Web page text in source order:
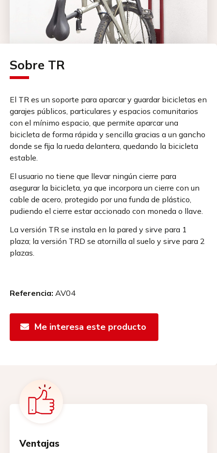
Sobre TR
El TR es un soporte para aparcar y guardar bicicletas en
garajes públicos, particulares y espacios comunitarios
con el mínimo espacio, que permite aparcar una
bicicleta de forma rápida y sencilla gracias a un gancho
donde se fija la rueda delantera, quedando la bicicleta
estable.
El usuario no tiene que llevar ningún cierre para
asegurar la bicicleta, ya que incorpora un cierre con un
cable de acero, protegido por una funda de plástico,
pudiendo el cierre estar accionado con moneda o llave.
La versión TR se instala en la pared y sirve para 1
plaza; la versión TRD se atornilla al suelo y sirve para 2
plazas.
Referencia: AV04
Me interesa este producto
Ventajas